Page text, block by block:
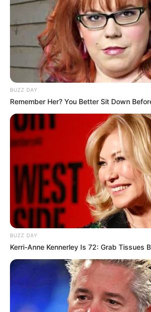
BUZZ DAY
Remember Her? You Better Sit Down
BUZZ DAY
Kerri-Anne Kennerley Is 72: Grab Tissues